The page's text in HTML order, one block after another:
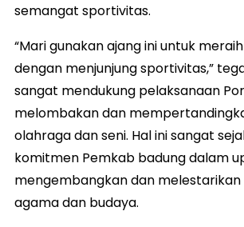
semangat sportivitas.
“Mari gunakan ajang ini untuk
dengan menjunjung sportivitas,”
sangat mendukung pelaksanaan
melombakan dan
olahraga dan seni. Hal ini sangat
komitmen Pemkab badung dalam
mengembangkan dan melestarikan
agama dan budaya.